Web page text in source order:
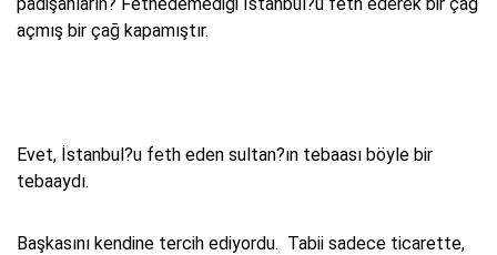
açmış bir çağ kapamıştır.
Evet, İstanbul?u feth eden sultan?ın tebaası böyle bir
tebaaydı.
Başkasını kendine tercih ediyordu. Tabii sadece ticarette,